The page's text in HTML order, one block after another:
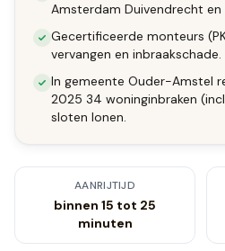
Amsterdam Duivendrecht en
Gecertificeerde monteurs
vervangen en inbraakschade.
In gemeente Ouder-Amstel
2025 34 woninginbraken
sloten lonen.
AANRIJTIJD
binnen 15 tot 25
minuten